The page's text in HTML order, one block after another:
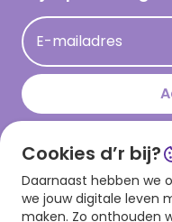
Acties
Persberichten
Hallmark en
E-mailadres
Download onze
Cookies d’r bij?
Daarnaast hebben we
we jouw digitale leven
maken. Zo onthouden